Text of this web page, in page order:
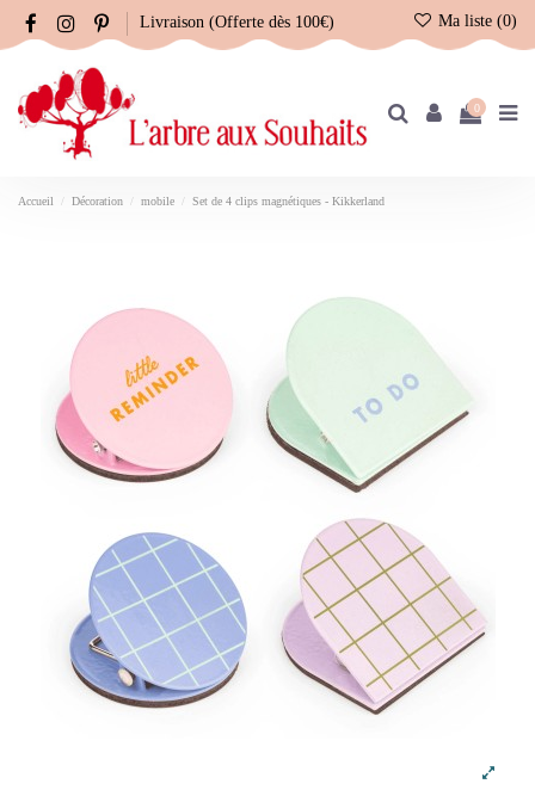
Livraison (Offerte dès 100€) Ma liste (0)
0
Accueil Décoration mobile Set de 4 clips magnétiques - Kikkerland